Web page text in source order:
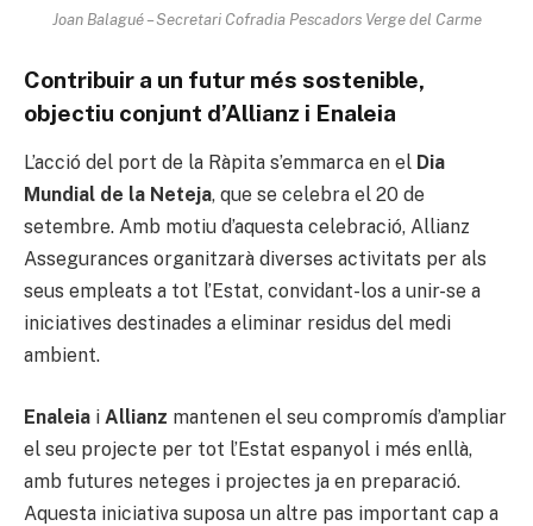
Joan Balagué – Secretari Cofradia Pescadors Verge del Carme
Contribuir a un futur més sostenible,
objectiu conjunt d’Allianz i Enaleia
L’acció del port de la Ràpita s’emmarca en el Dia
Mundial de la Neteja, que se celebra el 20 de
setembre. Amb motiu d’aquesta celebració, Allianz
Assegurances organitzarà diverses activitats per als
seus empleats a tot l’Estat, convidant-los a unir-se a
iniciatives destinades a eliminar residus del medi
ambient.
Enaleia i Allianz mantenen el seu compromís d’ampliar
el seu projecte per tot l’Estat espanyol i més enllà,
amb futures neteges i projectes ja en preparació.
Aquesta iniciativa suposa un altre pas important cap a